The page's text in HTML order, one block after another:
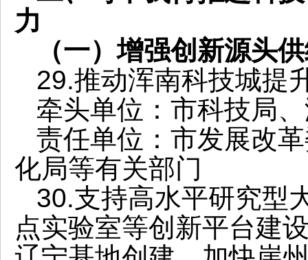
力
（一）增强创新源头
29.推动浑南科技城提
牵头单位：市科技局
责任单位：市发展改
化局等有关部门
30.支持高水平研究型
点实验室等创新平台建